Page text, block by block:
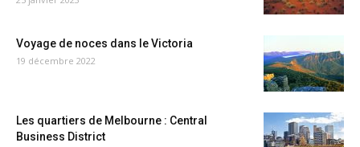
Voyage de noces dans le Victoria
19 décembre 2022
Les quartiers de Melbourne : Central
Business District